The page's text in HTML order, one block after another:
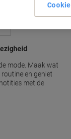
mode. Maak wat
en geniet
met de